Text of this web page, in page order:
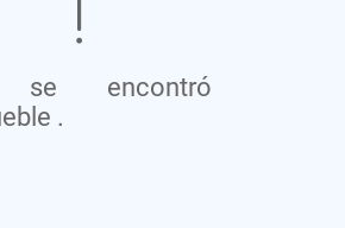
se encontró
.